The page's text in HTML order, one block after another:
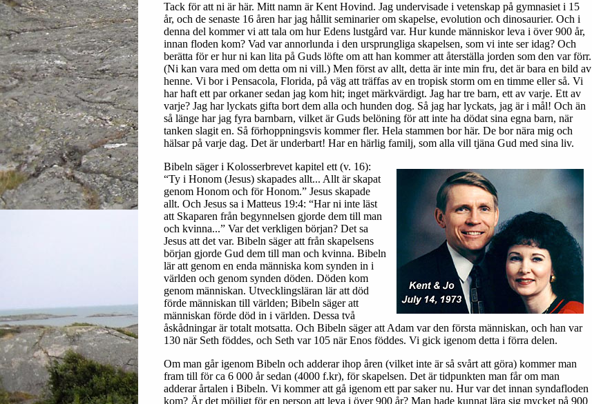
Tack för att ni är här. Mitt namn är Kent Hovind. Jag undervisade i vetenskap på gymnasiet i 15
år, och de senaste 16 åren har jag hållit seminarier om skapelse, evolution och dinosaurier. Och i
denna del kommer vi att tala om hur Edens lustgård var. Hur kunde människor leva i över 900 år,
innan floden kom? Vad var annorlunda i den ursprungliga skapelsen, som vi inte ser idag? Och
berätta för er hur ni kan lita på Guds löfte om att han kommer att återställa jorden som den var förr.
(Ni kan vara med om detta om ni vill.) Men först av allt, detta är inte min fru, det är bara en bild av
henne. Vi bor i Pensacola, Florida, på väg att träffas av en tropisk storm om en timme eller så. Vi
har haft ett par orkaner sedan jag kom hit; inget märkvärdigt. Jag har tre barn, ett av varje. Ett av
varje? Jag har lyckats gifta bort dem alla och hunden dog. Så jag har lyckats, jag är i mål! Och än
så länge har jag fyra barnbarn, vilket är Guds belöning för att inte ha dödat sina egna barn, när
tanken slagit en. Så förhoppningsvis kommer fler. Hela stammen bor här. De bor nära mig och
hälsar på varje dag. Det är underbart! Har en härlig familj, som alla vill tjäna Gud med sina liv.
Bibeln säger i Kolosserbrevet kapitel ett (v. 16):
“Ty i Honom (Jesus) skapades allt... Allt är skapat
genom Honom och för Honom.” Jesus skapade
allt. Och Jesus sa i Matteus 19:4: “Har ni inte läst
att Skaparen från begynnelsen gjorde dem till man
och kvinna...” Var det verkligen början? Det sa
Jesus att det var. Bibeln säger att från skapelsens
början gjorde Gud dem till man och kvinna. Bibeln
lär att genom en enda människa kom synden in i
världen och genom synden döden. Döden kom
genom människan. Utvecklingsläran lär att död
förde människan till världen; Bibeln säger att
människan förde död in i världen. Dessa två
åskådningar är totalt motsatta. Och Bibeln säger att Adam var den första människan, och han var
130 när Seth föddes, och Seth var 105 när Enos föddes. Vi gick igenom detta i förra delen.
Om man går igenom Bibeln och adderar ihop åren (vilket inte är så svårt att göra) kommer man
fram till för ca 6 000 år sedan (4000 f.kr), för skapelsen. Det är tidpunkten man får om man
adderar årtalen i Bibeln. Vi kommer att gå igenom ett par saker nu. Hur var det innan syndafloden
kom? Är det möjligt för en person att leva i över 900 år? Man hade kunnat lära sig mycket på 900